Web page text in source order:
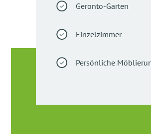
Geronto-Garten
Einzelzimmer
Persönliche